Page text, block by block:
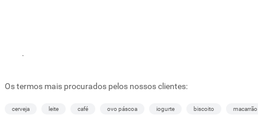
.
Os termos mais procurados pelos nossos clientes:
cerveja leite café ovo páscoa iogurte biscoito macarrão